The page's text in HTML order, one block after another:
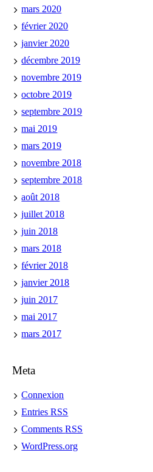
mars 2020
février 2020
janvier 2020
décembre 2019
novembre 2019
octobre 2019
septembre 2019
mai 2019
mars 2019
novembre 2018
septembre 2018
août 2018
juillet 2018
juin 2018
mars 2018
février 2018
janvier 2018
juin 2017
mai 2017
mars 2017
Meta
Connexion
EntriesRSS
CommentsRSS
WordPress.org